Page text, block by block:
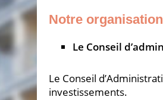
Notre
Le Conseil
Le Conseil
investissements.